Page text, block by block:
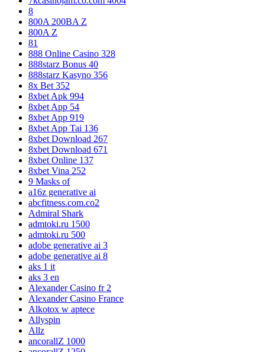
8
800A 200BA Z
800A Z
81
888 Online Casino 328
888starz Bonus 40
888starz Kasyno 356
8x Bet 352
8xbet Apk 994
8xbet App 54
8xbet App 919
8xbet App Tai 136
8xbet Download 267
8xbet Download 671
8xbet Online 137
8xbet Vina 252
9 Masks of
a16z generative ai
abcfitness.com.co2
Admiral Shark
admtoki.ru 1500
admtoki.ru 500
adobe generative ai 3
adobe generative ai 8
aks 1 it
aks 3 en
Alexander Casino fr 2
Alexander Casino France
Alkotox w aptece
Allyspin
Allz
ancorallZ 1000